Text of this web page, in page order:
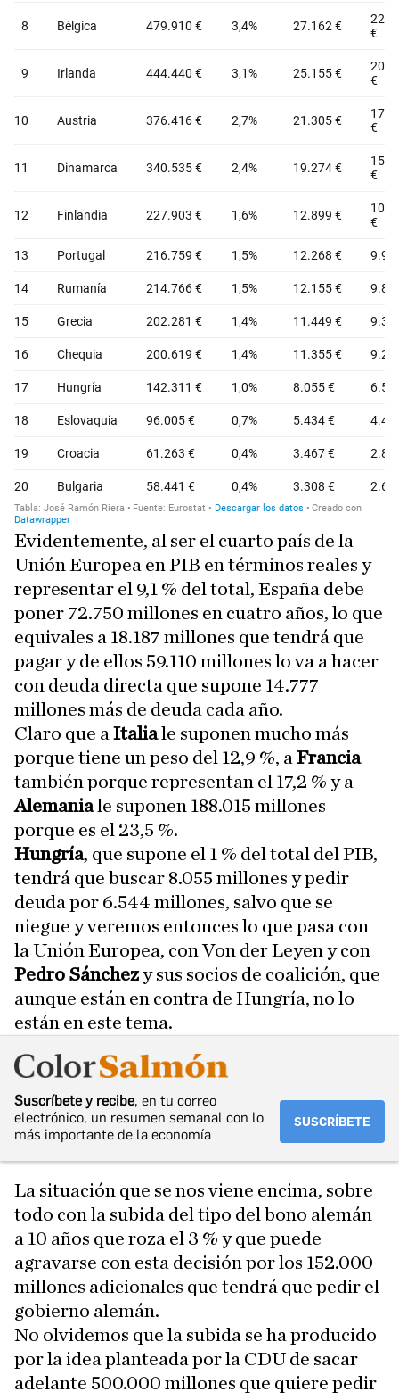
Evidentemente, al ser el cuarto país de la
Unión Europea en PIB en términos reales y
representar el 9,1 % del total, España debe
poner 72.750 millones en cuatro años, lo que
equivales a 18.187 millones que tendrá que
pagar y de ellos 59.110 millones lo va a hacer
con deuda directa que supone 14.777
millones más de deuda cada año.
Claro que a Italiale suponen mucho más
porque tiene un peso del 12,9 %, a Francia
también porque representan el 17,2 % y a
Alemaniale suponen 188.015 millones
porque es el 23,5 %.
Hungría, que supone el 1 % del total del PIB,
tendrá que buscar 8.055 millones y pedir
deuda por 6.544 millones, salvo que se
niegue y veremos entonces lo que pasa con
la Unión Europea, con Von der Leyen y con
Pedro Sánchezy sus socios de coalición, que
aunque están en contra de Hungría, no lo
están en este tema.
Suscríbete y recibe, en tu correo
electrónico, un resumen semanal con lo
más importante de la economía
SUSCRÍBETE
La situación que se nos viene encima, sobre
todo con la subida del tipo del bono alemán
a 10 años que roza el 3 % y que puede
agravarse con esta decisión por los 152.000
millones adicionales que tendrá que pedir el
gobierno alemán.
No olvidemos que la subida se ha producido
por la idea planteada por la CDU de sacar
adelante 500.000 millones que quiere pedir